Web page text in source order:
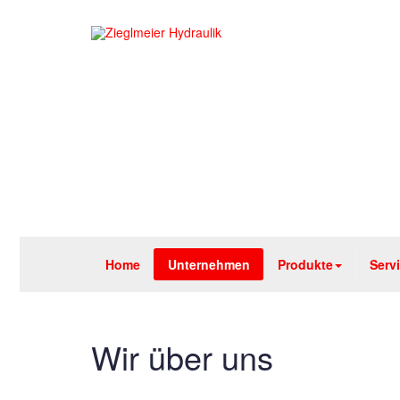
Home Unternehmen Produkte
Wir über uns